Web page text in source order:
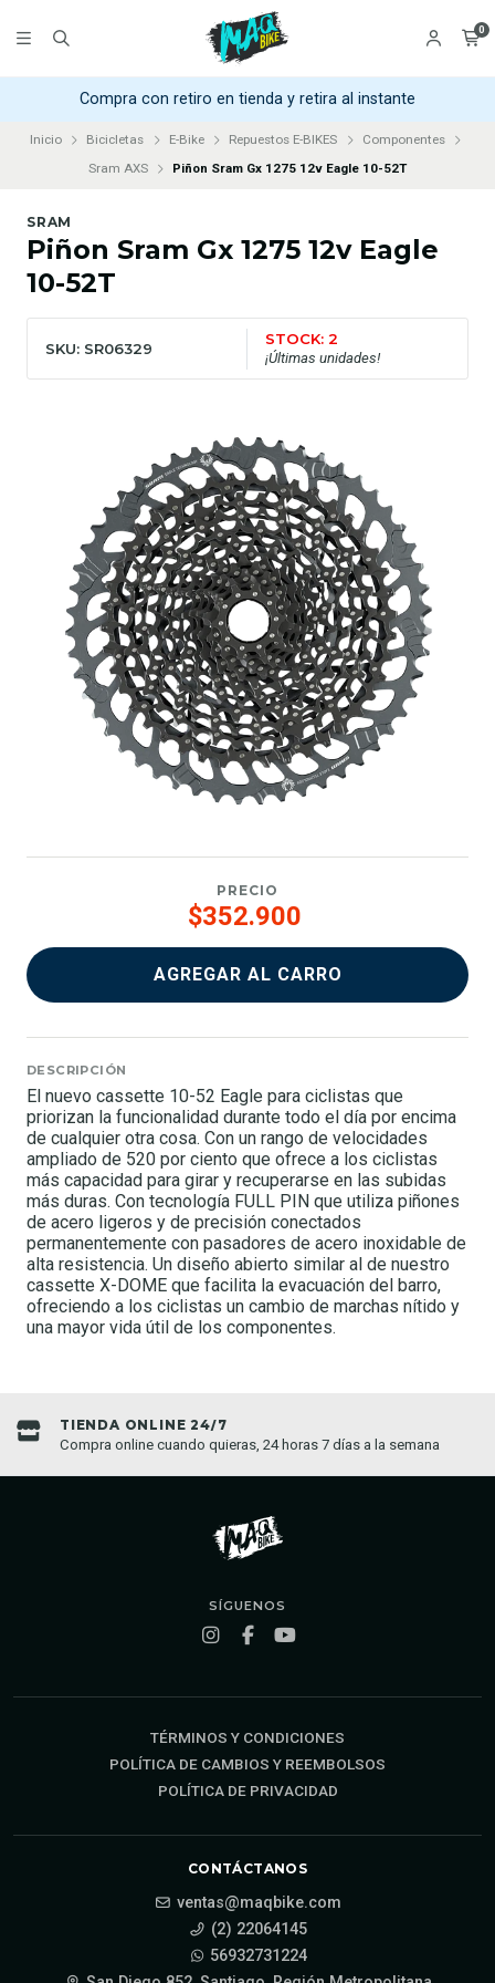
0
Compra con retiro en tienda y retira al instante
Inicio Bicicletas E-Bike Repuestos E-BIKES
Componentes
Sram AXS
Piñon Sram Gx 1275 12v Eagle 10-52T
SRAM
Piñon Sram Gx 1275 12v Eagle
10-52T
SKU: SR06329
STOCK: 2
¡Últimas unidades!
PRECIO
$352.900
AGREGAR AL CARRO
DESCRIPCIÓN
El nuevo cassette 10-52 Eagle para ciclistas que
priorizan la funcionalidad durante todo el día por encima
de cualquier otra cosa. Con un rango de velocidades
ampliado de 520 por ciento que ofrece a los ciclistas
más capacidad para girar y recuperarse en las subidas
más duras. Con tecnología FULL PIN que utiliza piñones
de acero ligeros y de precisión conectados
permanentemente con pasadores de acero inoxidable de
alta resistencia. Un diseño abierto similar al de nuestro
cassette X-DOME que facilita la evacuación del barro,
ofreciendo a los ciclistas un cambio de marchas nítido y
una mayor vida útil de los componentes.
TIENDA ONLINE 24/7
Compra online cuando quieras, 24 horas 7 días a la semana
SÍGUENOS
TÉRMINOS Y CONDICIONES
POLÍTICA DE CAMBIOS Y REEMBOLSOS
POLÍTICA DE PRIVACIDAD
CONTÁCTANOS
ventas@maqbike.com
(2) 22064145
56932731224